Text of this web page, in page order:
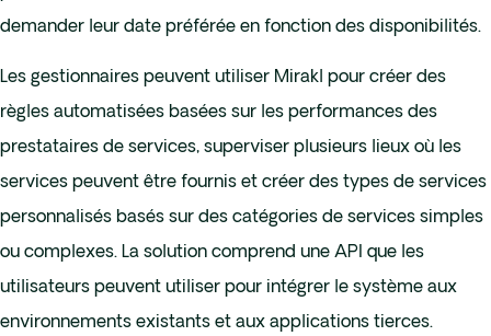
demander leur date préférée en fonction des disponibilités.
Les gestionnaires peuvent utiliser Mirakl pour créer des
règles automatisées basées sur les performances des
prestataires de services, superviser plusieurs lieux où les
services peuvent être fournis et créer des types de services
personnalisés basés sur des catégories de services simples
ou complexes. La solution comprend une API que les
utilisateurs peuvent utiliser pour intégrer le système aux
environnements existants et aux applications tierces.